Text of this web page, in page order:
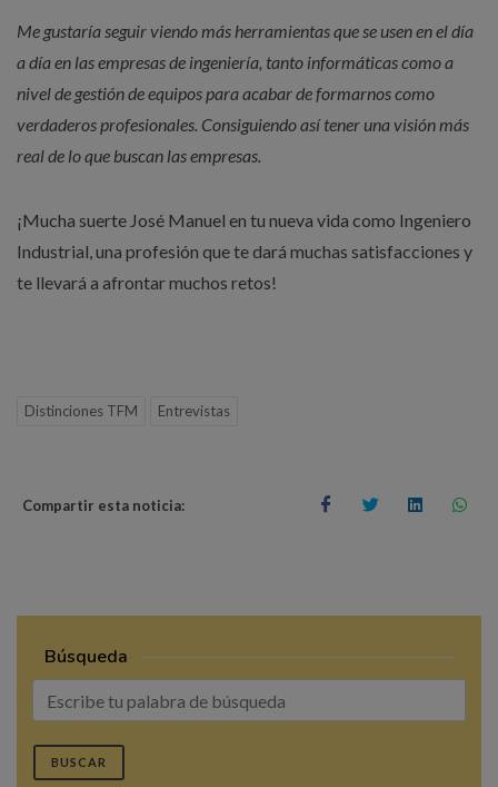
Me gustaría seguir viendo más herramientas que se usen en el día
a día en las empresas de ingeniería, tanto informáticas como a
nivel de gestión de equipos para acabar de formarnos como
verdaderos profesionales. Consiguiendo así tener una visión más
real de lo que buscan las empresas.
¡Mucha suerte José Manuel en tu nueva vida como Ingeniero
Industrial, una profesión que te dará muchas satisfacciones y
te llevará a afrontar muchos retos!
Distinciones TFM Entrevistas
Compartir esta noticia:
Búsqueda
BUSCAR